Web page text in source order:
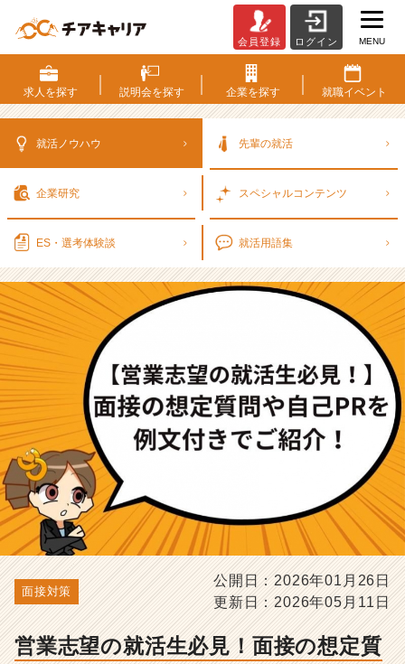
業
志
望
見！
定
や
己
P
R
文
付
き
7
卒】
会員登録 ログイン MENU
求人を探す 説明会を探す 企業を探す 就職イベント
就活ノウハウ 先輩の就活
企業研究 スペシャルコンテンツ
ES・選考体験談 就活用語集
面接対策
公開日：2026年01月26日
更新日：2026年05月11日
営業志望の就活生必見！面接の想定質